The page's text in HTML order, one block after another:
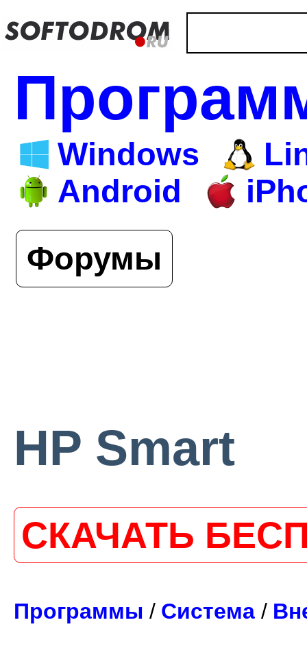
Windows
Android
Форумы
HP Smart
СКАЧАТЬ
Программы / Система /